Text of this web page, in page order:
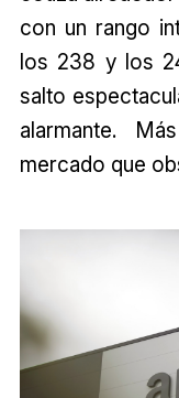
con un rango
los 238 y los
salto
alarmante.
mercado que